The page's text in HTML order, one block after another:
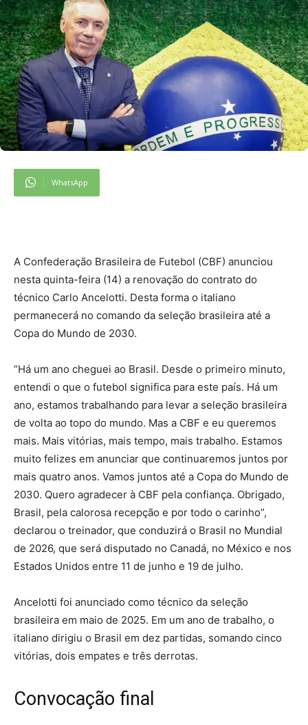
WhatsApp
A Confederação Brasileira de Futebol (CBF) anunciou
nesta quinta-feira (14) a renovação do contrato do
técnico Carlo Ancelotti. Desta forma o italiano
permanecerá no comando da seleção brasileira até a
Copa do Mundo de 2030.
“Há um ano cheguei ao Brasil. Desde o primeiro minuto,
entendi o que o futebol significa para este país. Há um
ano, estamos trabalhando para levar a seleção brasileira
de volta ao topo do mundo. Mas a CBF e eu queremos
mais. Mais vitórias, mais tempo, mais trabalho. Estamos
muito felizes em anunciar que continuaremos juntos por
mais quatro anos. Vamos juntos até a Copa do Mundo de
2030. Quero agradecer à CBF pela confiança. Obrigado,
Brasil, pela calorosa recepção e por todo o carinho”,
declarou o treinador, que conduzirá o Brasil no Mundial
de 2026, que será disputado no Canadá, no México e nos
Estados Unidos entre 11 de junho e 19 de julho.
Ancelotti foi anunciado como técnico da seleção
brasileira em maio de 2025. Em um ano de trabalho, o
italiano dirigiu o Brasil em dez partidas, somando cinco
vitórias, dois empates e três derrotas.
Convocação final